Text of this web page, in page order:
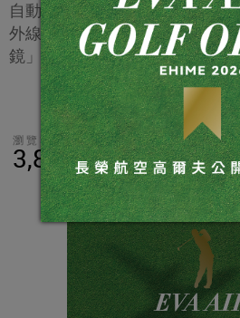
自動貼合國人臉型，包覆性佳
外線，久戴不累，真正做到「
鏡」！
瀏覽數
3,839 分享 LINE